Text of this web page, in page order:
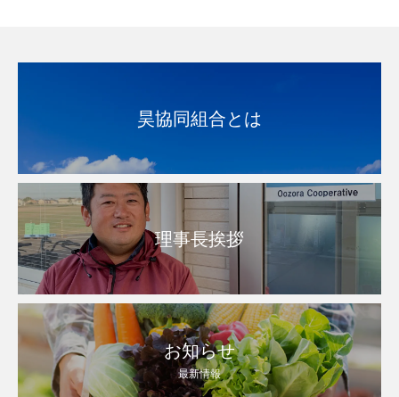
昊協同組合とは
理事長挨拶
お知らせ
最新情報